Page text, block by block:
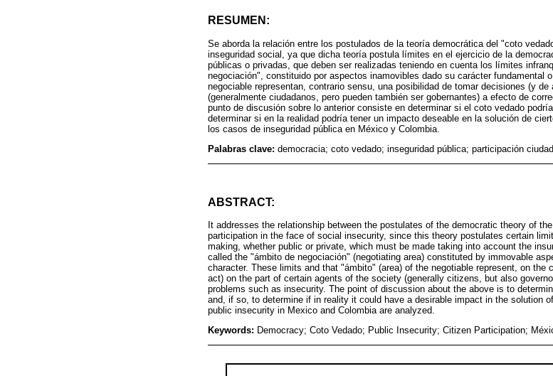
RESUMEN:
Se aborda la relación entre los postulados de la teoría democrática del "coto
inseguridad social, ya que dicha teoría postula límites en el ejercicio de la
públicas o privadas, que deben ser realizadas teniendo en cuenta los límites
negociación", constituido por aspectos inamovibles dado su carácter
negociable representan, contrario sensu, una posibilidad de tomar decisiones (y
(generalmente ciudadanos, pero pueden también ser gobernantes) a efecto de
punto de discusión sobre lo anterior consiste en determinar si el coto vedado
determinar si en la realidad podría tener un impacto deseable en la solución de
los casos de inseguridad pública en México y Colombia.
Palabras clave: democracia; coto vedado; inseguridad pública; participación
ABSTRACT:
It addresses the relationship between the postulates of the democratic theory of
participation in the face of social insecurity, since this theory postulates certain
making, whether public or private, which must be made taking into account the
called the "ámbito de negociación" (negotiating area) constituted by immovable
character. These limits and that "ámbito" (area) of the negotiable represent, on
act) on the part of certain agents of the society (generally citizens, but also
problems such as insecurity. The point of discussion about the above is to
and, if so, to determine if in reality it could have a desirable impact in the solution
public insecurity in Mexico and Colombia are analyzed.
Keywords: Democracy; Coto Vedado; Public Insecurity; Citizen Participation;